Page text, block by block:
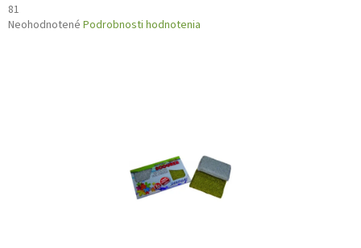
81
Priemerné
Neohodnotené Podrobnosti hodnotenia